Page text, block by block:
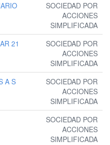
SOCIEDAD POR
ACCIONES
SIMPLIFICADA
21
SOCIEDAD POR
ACCIONES
SIMPLIFICADA
A S
SOCIEDAD POR
ACCIONES
SIMPLIFICADA
SOCIEDAD POR
ACCIONES
SIMPLIFICADA